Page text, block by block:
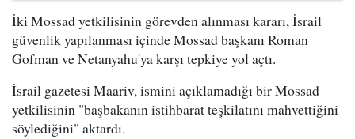
İki Mossad yetkilisinin görevden alınması kararı, İsrail
güvenlik yapılanması içinde Mossad başkanı Roman
Gofman ve Netanyahu'ya karşı tepkiye yol açtı.
İsrail gazetesi Maariv, ismini açıklamadığı bir Mossad
yetkilisinin "başbakanın istihbarat teşkilatını mahvettiğini
söylediğini" aktardı.